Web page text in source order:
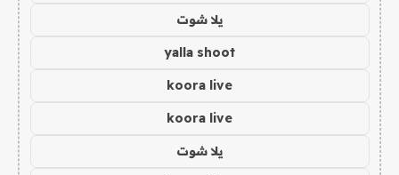
يلا شوت
yalla shoot
koora live
koora live
يلا شوت